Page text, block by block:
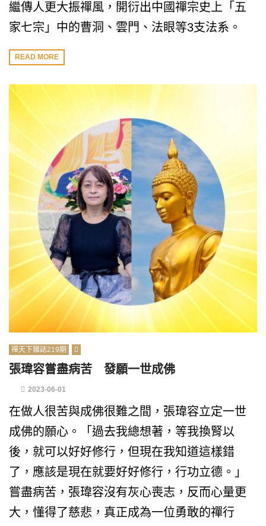
繼傳人更大振禪風，開衍出中國禪宗史上「五
家七宗」中的曹洞、雲門、法眼等3支法系。
READ MORE
禪天下雜誌219期
張瑋容嘗盡病苦 發願一世成佛
2023-06-01
在做人很苦與成佛很難之間，張瑋容立定一世
成佛的願心。「過去我總想著，等我換腎以
後，就可以好好修行，但現在我知道這樣錯
了，應該是現在就要好好修行，行功立德。」
嘗盡病苦，張瑋容沒有灰心喪志，反而心量更
大，懂得了慈悲，真正成為一位勇敢的禪行